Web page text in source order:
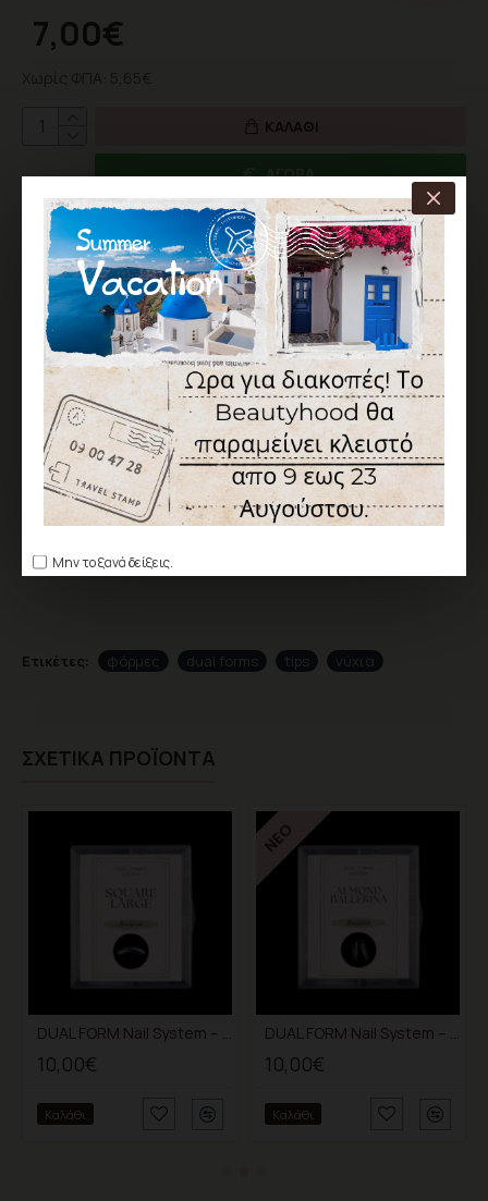
Μην το ξανά δείξεις.
Σύμφωνα με 0 αξιολογήσεις. - Γράψτε μια αξιολόγηση
7,00€
ΚΑΛΆΘΙ
ΑΓΟΡΆ
ΕΠΙΘΥΜΗΤΌ ΣΎΓΚΡΙΣΗ
ΑΞΙΟΛΌΓΗΣΗ
Δεν υπάρχουν αξιολογήσεις για το προϊόν.
ΓΡΆΨΤΕ ΜΙΑ ΑΞΙΟΛΌΓΗΣΗ
Παρακαλώσυνδεθείτε δημιουργήστε λογαριασμόγια να
αξιολογήσετε
Ετικέτες: φόρμες dual forms tips νύχια
ΣΧΕΤΙΚΆ ΠΡΟΪΌΝΤΑ
DUAL FORM Nail System – Square Large
10,00€
Καλάθι
ΝΈΟ
DUAL FORM Nail System – Almond/Ballerina
10,00€
Καλάθι